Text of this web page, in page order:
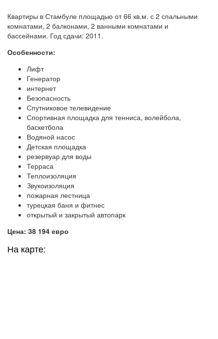
Квартиры в Стамбуле площадью от 66 кв.м. с 2 спальными
комнатами, 2 балконами, 2 ванными комнатами и
бассейнами. Год сдачи: 2011.
Особенности:
Лифт
Генератор
интернет
Безопасность
Спутниковое телевидение
Спортивная площадка для тенниса, волейбола,
баскетбола
Водяной насос
Детская площадка
резервуар для воды
Терраса
Теплоизоляция
Звукоизоляция
пожарная лестница
турецкая баня и фитнес
открытый и закрытый автопарк
Цена: 38 194 евро
На карте: